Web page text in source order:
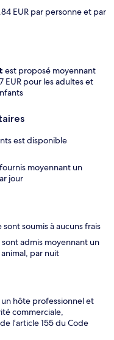
EUR par personne et par
est proposé moyennant
EUR pour les adultes et
est disponible
moyennant un
jour
sont soumis à aucuns frais
admis moyennant un
par nuit
hôte professionnel et
commerciale,
l’article 155 du Code